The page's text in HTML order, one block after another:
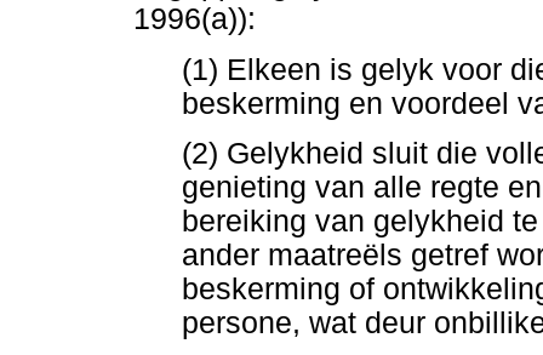
1996(a)):
(1) Elkeen is gelyk voor
beskerming en voordeel
(2) Gelykheid sluit die
genieting van alle regte
bereiking van gelykheid
ander maatreëls getref
beskerming of
persone, wat deur